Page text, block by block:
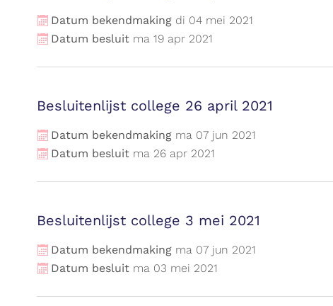
Datum bekendmaking di 04 mei 2021
Datum besluit ma 19 apr 2021
Besluitenlijst college 26 april 2021
Datum bekendmaking ma 07 jun 2021
Datum besluit ma 26 apr 2021
Besluitenlijst college 3 mei 2021
Datum bekendmaking ma 07 jun 2021
Datum besluit ma 03 mei 2021